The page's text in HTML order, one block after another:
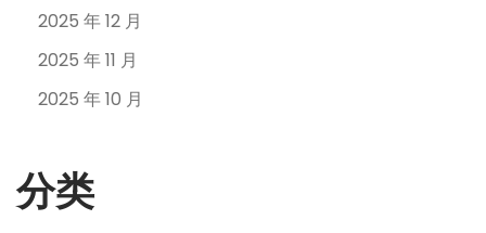
2025 年 12 月
2025 年 11 月
2025 年 10 月
分类